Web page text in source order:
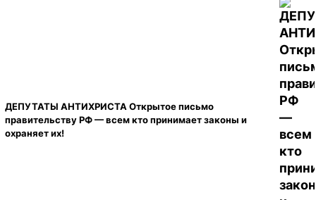
ДЕПУТАТЫ АНТИХРИСТА Открытое письмо
правительству РФ — всем кто принимает законы и
охраняет их!